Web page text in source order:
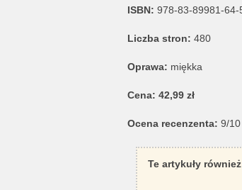
ISBN: 978-83-89981-64-
Liczba stron: 480
Oprawa: miękka
Cena: 42,99 zł
Ocena recenzenta: 9/10
Te artykuły